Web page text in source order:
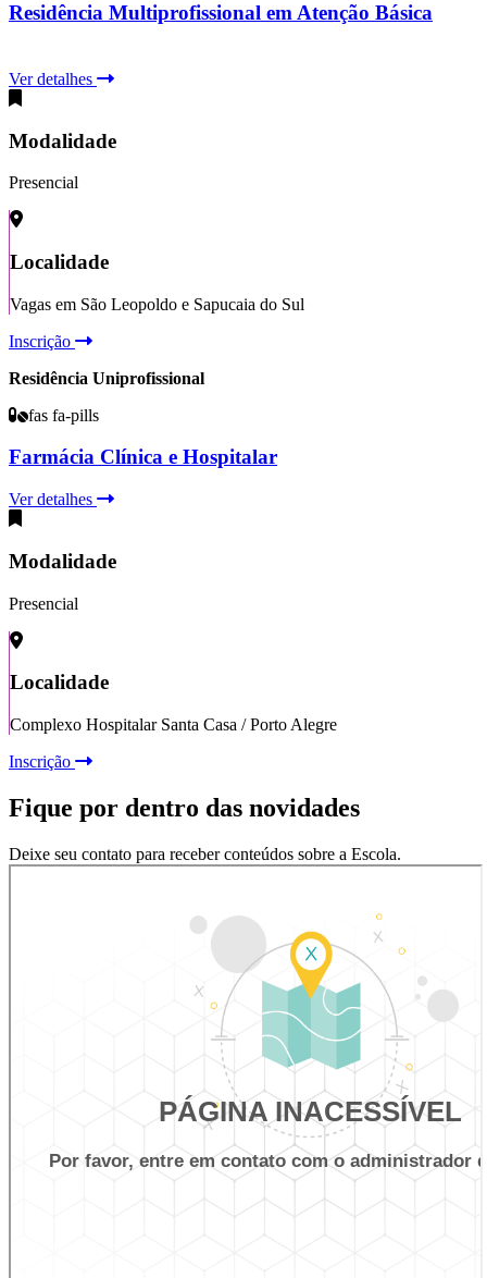
Residência Multiprofissional em Atenção Básica
Ver detalhes
Modalidade
Presencial
Localidade
Vagas em São Leopoldo e Sapucaia do Sul
Inscrição
Residência Uniprofissional
fas fa-pills
Farmácia Clínica e Hospitalar
Ver detalhes
Modalidade
Presencial
Localidade
Complexo Hospitalar Santa Casa / Porto Alegre
Inscrição
Fique por dentro das novidades
Deixe seu contato para receber conteúdos sobre a Escola.